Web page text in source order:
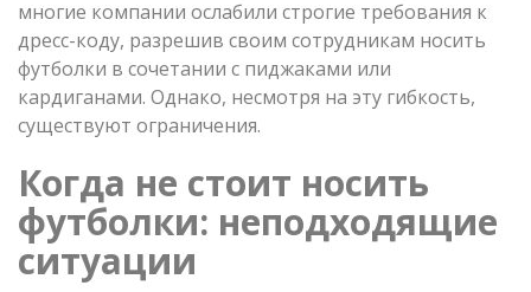
многие компании ослабили строгие требования к
дресс-коду, разрешив своим сотрудникам носить
футболки в сочетании с пиджаками или
кардиганами. Однако, несмотря на эту гибкость,
существуют ограничения.
Когда не стоит носить
футболки: неподходящие
ситуации